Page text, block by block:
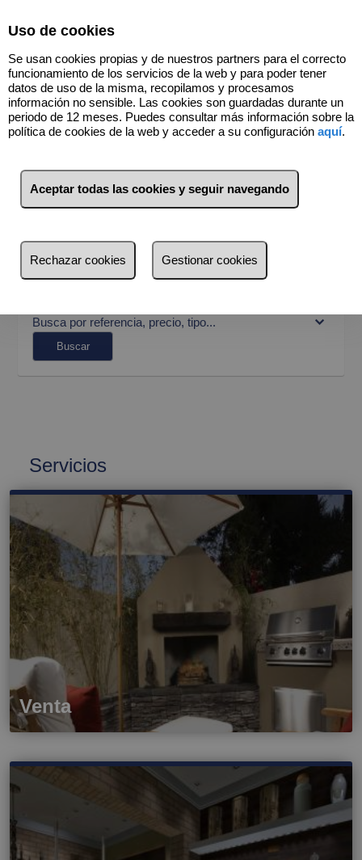
¿Dónde quieres buscar?
Provincia
Madrid (34)
Busca por referencia, precio, tipo...
Buscar
Servicios
Venta
Uso de cookies
Se usan cookies propias y de nuestros partners para el correcto
funcionamiento de los servicios de la web y para poder tener
datos de uso de la misma, recopilamos y procesamos
información no sensible. Las cookies son guardadas durante un
periodo de 12 meses. Puedes consultar más información sobre la
política de cookies de la web y acceder a su configuración aquí.
Aceptar todas las cookies y seguir navegando
Rechazar cookies Gestionar cookies